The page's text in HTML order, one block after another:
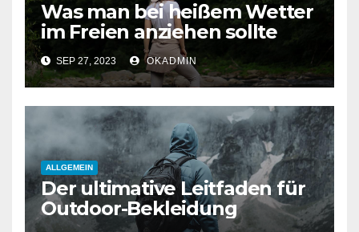
Was man bei heißem Wetter
im Freien anziehen sollte
SEP 27, 2023 OKADMIN
ALLGEMEIN
Der ultimative Leitfaden für
Outdoor-Bekleidung